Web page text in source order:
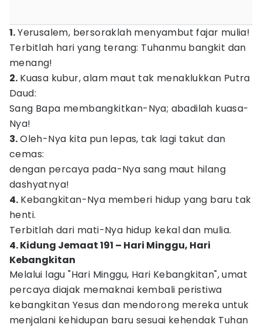
1.Yerusalem, bersoraklah menyambut fajar mulia!
Terbitlah hari yang terang: Tuhanmu bangkit dan
menang!
2. Kuasa kubur, alam maut tak menaklukkan Putra
Daud:
Sang Bapa membangkitkan-Nya; abadilah kuasa-
Nya!
3.Oleh-Nya kita pun lepas, tak lagi takut dan
cemas:
dengan percaya pada-Nya sang maut hilang
dashyatnya!
4. Kebangkitan-Nya memberi hidup yang baru tak
henti.
Terbitlah dari mati-Nya hidup kekal dan mulia.
4. Kidung Jemaat 191 – Hari Minggu, Hari
Kebangkitan
Melalui lagu "Hari Minggu, Hari Kebangkitan", umat
percaya diajak memaknai kembali peristiwa
kebangkitan Yesus dan mendorong mereka untuk
menjalani kehidupan baru sesuai kehendak Tuhan